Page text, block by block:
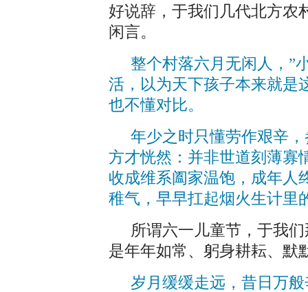
好说辞，于我们几代北方农
闲言。
整个村落六月无闲人，”
活，以为天下孩子本来就是
也不懂对比。
年少之时只懂劳作艰辛
方才恍然：并非世道刻薄寡
收成维系阖家温饱，成年人
稚气，早早扛起烟火生计里
所谓六一儿童节，于我
是年年如常、躬身耕耘、默
岁月缓缓走远，昔日万